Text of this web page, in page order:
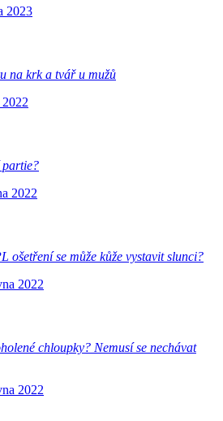
2023
na krk a tvář u mužů
partie?
2022
ošetření se může kůže vystavit slunci?
2022
chloupky? Nemusí se nechávat
2022